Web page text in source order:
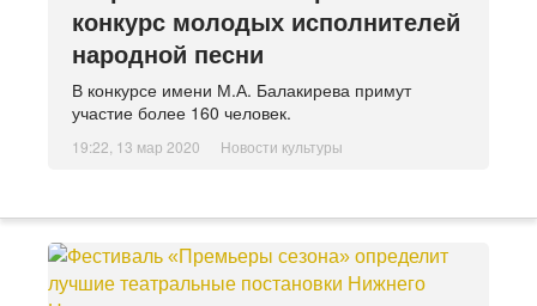
конкурс молодых исполнителей
народной песни
В конкурсе имени М.А. Балакирева примут
участие более 160 человек.
19:22, 13 мар 2020 Новости культуры